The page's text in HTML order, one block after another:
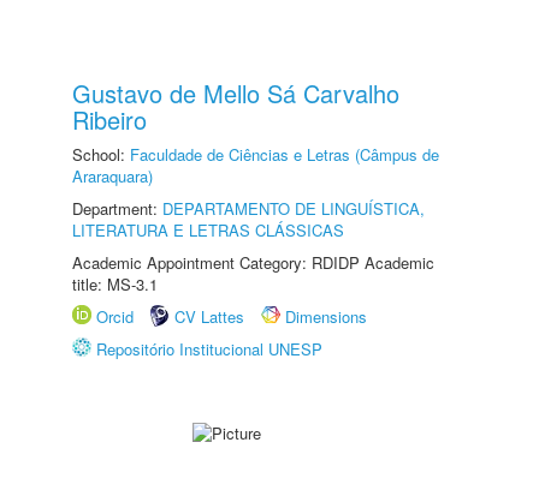
Gustavo de Mello Sá Carvalho
Ribeiro
School: Faculdade de Ciências e Letras (Câmpus de
Araraquara)
Department: DEPARTAMENTO DE LINGUÍSTICA,
LITERATURA E LETRAS CLÁSSICAS
Academic Appointment Category: RDIDP Academic
title: MS-3.1
Orcid
CV Lattes
Dimensions
Repositório Institucional UNESP